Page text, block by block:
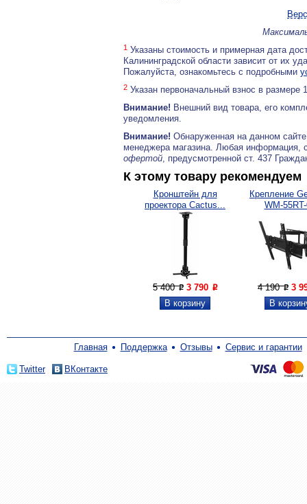
1 Указаны стоимость и примерная дата
Калининградской области зависит от их
Пожалуйста, ознакомьтесь с подробными
2 Указан первоначальный взнос в
Внимание! Внешний вид товара, его
уведомления.
Внимание! Обнаруженная на данном
менеджера магазина. Любая информация,
офертой, предусмотренной ст. 437
К этому товару рекомендуем
Кронштейн для
проектора Cactus...
5 400P 3 790 P
Крепление
WM-
4 190P 3
Главная Поддержка Отзывы Сервис и гарантии
Twitter ВКонтакте